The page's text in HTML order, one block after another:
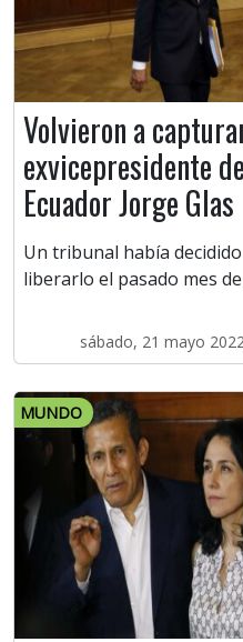
Volvieron a
exvicepresidente de
Ecuador Jorge Glas
Un tribunal había decidido
liberarlo el pasado mes
sábado, 21 mayo
MUNDO